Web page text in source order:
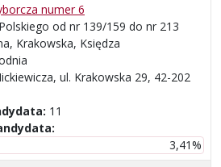
numer 6
od nr 139/159 do nr 213
Krakowska, Księdza
ul. Krakowska 29, 42-202
11
3,41%